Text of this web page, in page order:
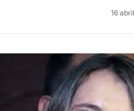
16